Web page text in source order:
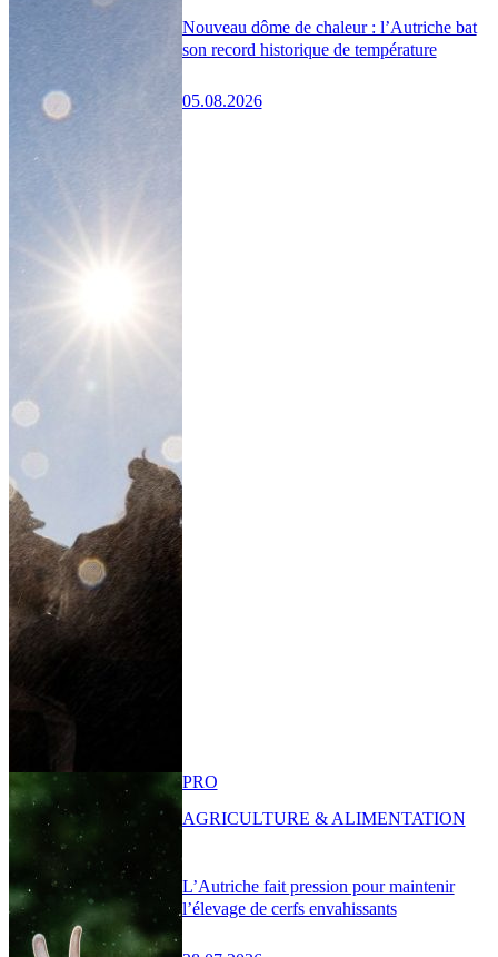
Nouveau dôme de chaleur : l’Autriche bat
son record historique de température
05.08.2026
L’Autriche fait pression pour maintenir
l’élevage de cerfs envahissants
PRO
AGRICULTURE & ALIMENTATION